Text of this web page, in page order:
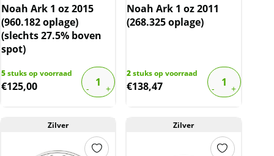
Noah Ark 1 oz 2015
(960.182 oplage)
(slechts 27.5% boven
spot)
5stuks op voorraad
€125,00
Noah Ark 1 oz 2011
(268.325 oplage)
2stuks op voorraad
€138,47
Zilver Zilver